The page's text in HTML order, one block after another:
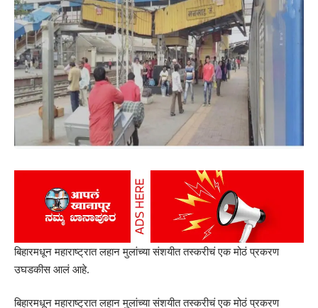
बिहारमधून महाराष्ट्रात लहान मुलांच्या संशयीत तस्करीचं एक मोठं प्रकरण
उघडकीस आलं आहे.
बिहारमधून महाराष्ट्रात लहान मुलांच्या संशयीत तस्करीचं एक मोठं प्रकरण